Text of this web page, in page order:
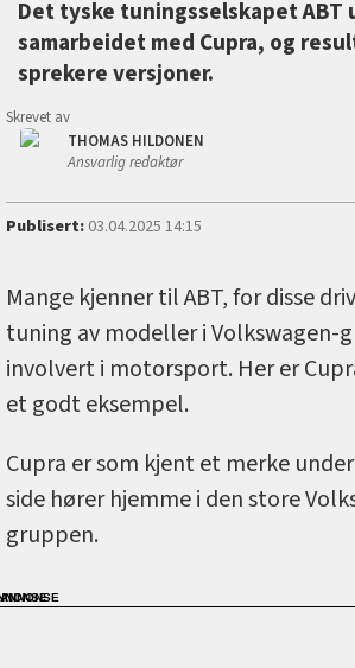
Det tyske tuningsselskapet ABT
samarbeidet med Cupra, og
sprekere versjoner.
Skrevet av
THOMAS HILDONEN
Ansvarlig redaktør
Publisert:03.04.2025 14:15
Mange kjenner til ABT, for disse
tuning av modeller i Volkswagen-
involvert i motorsport. Her er
et godt eksempel.
Cupra er som kjent et merke
side hører hjemme i den store
gruppen.